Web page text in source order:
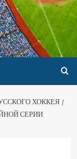
ХОККЕЯ
СЕРИИ